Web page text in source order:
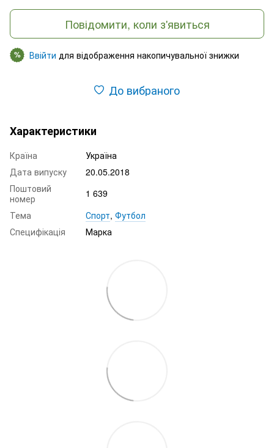
Повідомити, коли з'явиться
% Ввійти для відображення накопичувальної знижки
До вибраного
Характеристики
Країна
Україна
Дата випуску
20.05.2018
Поштовий
номер
1 639
Тема
Спорт, Футбол
Специфікація
Марка